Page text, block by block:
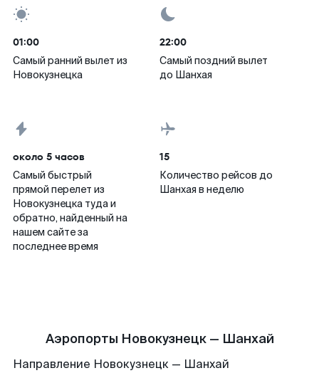
01:00
Самый ранний вылет из
Новокузнецка
22:00
Самый поздний вылет
до Шанхая
около 5 часов
Самый быстрый
прямой перелет из
Новокузнецка туда и
обратно, найденный на
нашем сайте за
последнее время
15
Количество рейсов до
Шанхая в неделю
Аэропорты Новокузнецк — Шанхай
Направление Новокузнецк — Шанхай